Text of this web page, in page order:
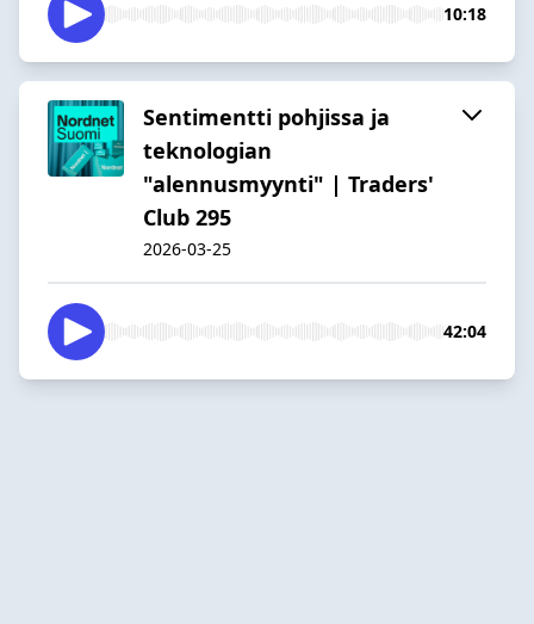
10:18
Sentimentti pohjissa ja
teknologian
"alennusmyynti" | Traders'
Club 295
2026-03-25
42:04